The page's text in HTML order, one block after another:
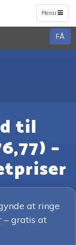
Toggle
navigation
Menu
FÅ
til
–
at ringe
– gratis at